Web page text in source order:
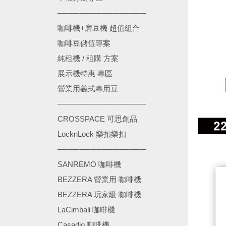
────────────────
咖啡機+磨豆機 超值組合
咖啡豆儲值專案
純租機 / 租購 方案
展示機特惠 專區
營業用義式專用豆
────────────────
CROSSPACE 可思創品
LocknLock 樂扣樂扣
────────────────
SANREMO 咖啡機
BEZZERA 營業用 咖啡機
BEZZERA 玩家級 咖啡機
LaCimbali 咖啡機